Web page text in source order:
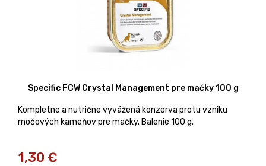
Specific FCW Crystal Management pre mačky 100 g
Kompletne a nutrične vyvážená konzerva protu vzniku
močových kameňov pre mačky. Balenie 100 g.
1,30 €